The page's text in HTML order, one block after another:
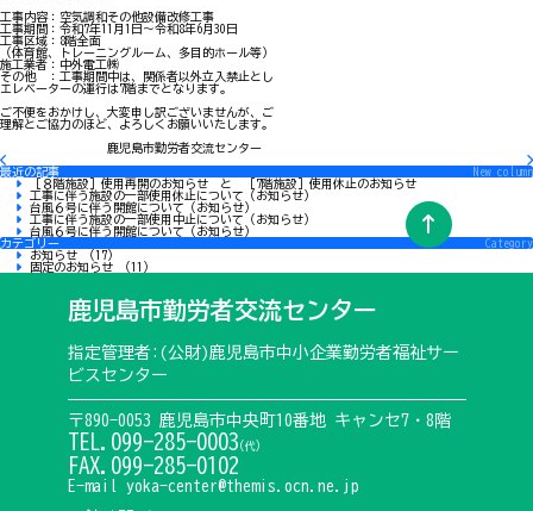
工事内容：空気調和その他設備改修工事
工事期間：令和7年11月1日～令和8年6月30日
工事区域：8階全面
（体育館、トレーニングルーム、多目的ホール等）
施工業者：中外電工㈱
その他 ：工事期間中は、関係者以外立入禁止とし
エレベーターの運行は7階までとなります。
ご不便をおかけし、大変申し訳ございませんが、ご
理解とご協力のほど、よろしくお願いいたします。
鹿児島市勤労者交流センター
最近の記事
New column
［８階施設］使用再開のお知らせ と ［7階施設］使用休止のお知らせ
工事に伴う施設の一部使用休止について（お知らせ）
台風６号に伴う開館について（お知らせ）
工事に伴う施設の一部使用中止について（お知らせ）
台風６号に伴う開館について（お知らせ）
カテゴリー
Category
お知らせ （17）
固定のお知らせ （11）
鹿児島市勤労者交流センター
指定管理者:(公財)鹿児島市中小企業勤労者福祉サー
ビスセンター
〒890-0053 鹿児島市中央町10番地 キャンセ7・8階
TEL.099-285-0003 (代)
FAX.099-285-0102
E-mail yoka-center@themis.ocn.ne.jp